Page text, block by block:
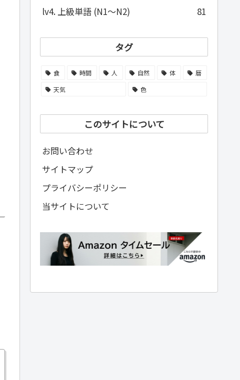
lv4. 上級単語 (N1～N2)
81
タグ
食 時間 人 自然 体
暦
天気
色
このサイトについて
お問い合わせ
サイトマップ
プライバシーポリシー
当サイトについて